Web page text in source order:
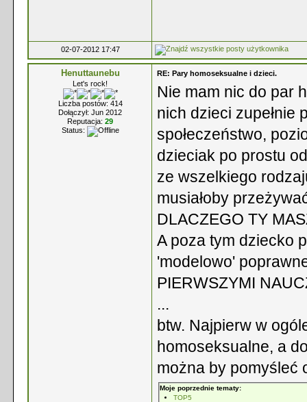
02-07-2012 17:47
Henuttaunebu
Let's rock!
Liczba postów: 414
Dołączył: Jun 2012
Reputacja: 29
Status:
RE: Pary homoseksualne i dzieci.
Nie mam nic do par
nich dzieci zupełnie
społeczeństwo,
dzieciak po prostu
ze wszelkiego
musiałoby
DLACZEGO TY
A poza tym dziecko
'modelowo'
PIERWSZYMI
...
btw. Najpierw w
homoseksualne, a
można by pomyśleć
Moje poprzednie tematy:
TOP5